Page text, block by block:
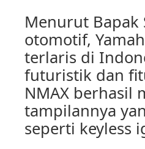
Menurut
otomotif,
terlaris di
futuristik dan
NMAX berhasil
tampilannya
seperti keyless